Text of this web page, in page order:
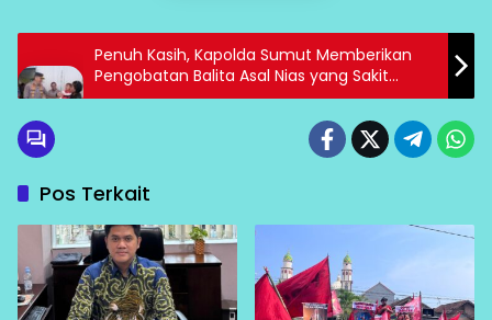
Penuh Kasih, Kapolda Sumut Memberikan
Pengobatan Balita Asal Nias yang Sakit
Kelainan Kandung Kemih
Pos Terkait